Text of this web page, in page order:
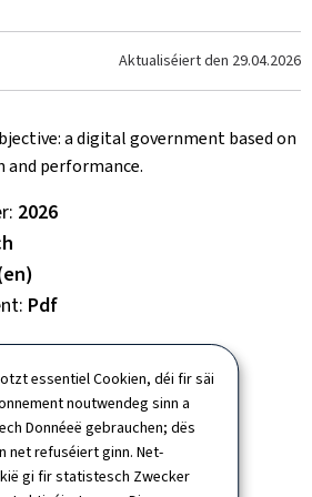
essentiel Cookien, déi fir säi
noutwendeg sinn a
Donnéeë gebrauchen; dës
net refuséiert ginn. Net-
gi fir statistesch Zwecker
Aktualiséiert den 29.04.2026
a digital government based on
performance.
2026
Pdf
- 16.39 MB)